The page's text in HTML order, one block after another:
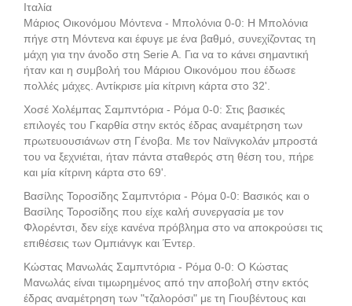
Ιταλία
Μάριος Οικονόμου Μόντενα - Μπολόνια 0-0: H Μπολόνια
πήγε στη Μόντενα και έφυγε με ένα βαθμό, συνεχίζοντας τη
μάχη για την άνοδο στη Serie A. Για να το κάνει σημαντική
ήταν και η συμβολή του Μάριου Οικονόμου που έδωσε
πολλές μάχες. Αντίκρισε μία κίτρινη κάρτα στο 32'.
Χοσέ Χολέμπας Σαμπντόρια - Ρόμα 0-0: Στις βασικές
επιλογές του Γκαρθία στην εκτός έδρας αναμέτρηση των
πρωτευουσιάνων στη Γένοβα. Με τον Ναϊνγκολάν μπροστά
του να ξεχνιέται, ήταν πάντα σταθερός στη θέση του, πήρε
και μία κίτρινη κάρτα στο 69'.
Βασίλης Τοροσίδης Σαμπντόρια - Ρόμα 0-0: Βασικός και ο
Βασίλης Τοροσίδης που είχε καλή συνεργασία με τον
Φλορέντσι, δεν είχε κανένα πρόβλημα στο να αποκρούσει τις
επιθέσεις των Ομπιάνγκ και Έντερ.
Κώστας Μανωλάς Σαμπντόρια - Ρόμα 0-0: Ο Κώστας
Μανωλάς είναι τιμωρημένος από την αποβολή στην εκτός
έδρας αναμέτρηση των "τζαλορόσι" με τη Γιουβέντους και